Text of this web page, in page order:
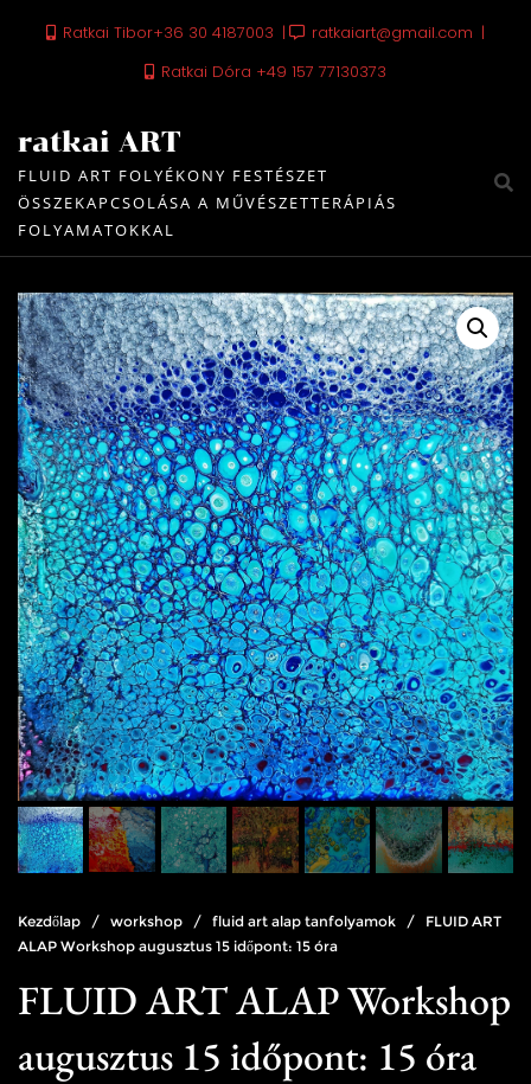
Ratkai Tibor+36 30 4187003
ratkaiart@gmail.com
Ratkai Dóra +49 157 77130373
ratkai ART
FLUID ART FOLYÉKONY FESTÉSZET
ÖSSZEKAPCSOLÁSA A MŰVÉSZETTERÁPIÁS
FOLYAMATOKKAL
Kezdőlap / workshop / fluid art alap tanfolyamok / FLUID ART
ALAP Workshop augusztus 15 időpont: 15 óra
FLUID ART ALAP Workshop
augusztus 15 időpont: 15 óra